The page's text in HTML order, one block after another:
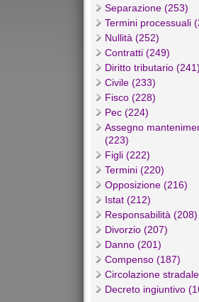
Separazione (253)
Termini processuali
Nullità (252)
Contratti (249)
Diritto tributario (241)
Civile (233)
Fisco (228)
Pec (224)
Assegno
(223)
Figli (222)
Termini (220)
Opposizione (216)
Istat (212)
Responsabilità (208)
Divorzio (207)
Danno (201)
Compenso (187)
Circolazione
Decreto ingiuntivo